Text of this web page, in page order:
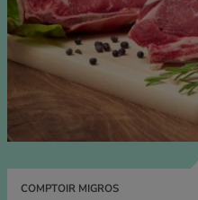
COMPTOIR MIGROS